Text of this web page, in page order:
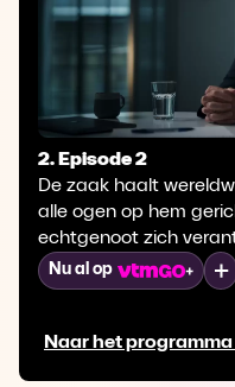
Naar het programma
2. Episode 2
De zaak haalt
alle ogen op hem
echtgenoot zich
haar moord.
Nu al op